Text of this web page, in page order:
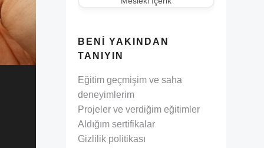
BENI YAKINDAN
TANIYIN
Eğitim geçmişim ve saha
deneyimlerim
Projeler ve verdiğim eğitimler
Aldığım sertifikalar
Gizlilik politikası